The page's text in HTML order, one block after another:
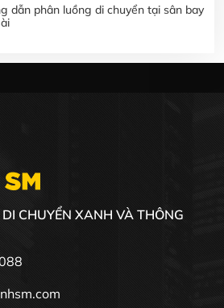
dẫn phân luồng di chuyển tại sân bay
CHUYỂN XANH VÀ THÔNG